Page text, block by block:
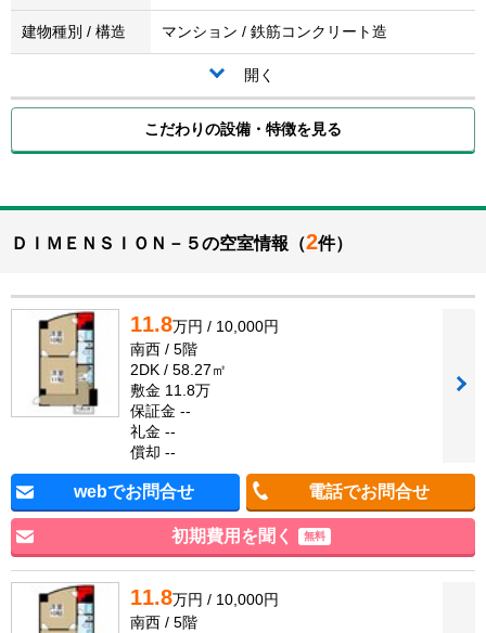
建物種別 / 構造 マンション / 鉄筋コンクリート造
開く
こだわりの設備・特徴を見る
ＤＩＭＥＮＳＩＯＮ－５の空室情報（2件）
11.8万円 / 10,000円
南西 / 5階
2DK / 58.27㎡
敷金 11.8万
保証金 --
礼金 --
償却 --
webでお問合せ 電話でお問合せ
初期費用を聞く 無料
11.8万円 / 10,000円
南西 / 5階